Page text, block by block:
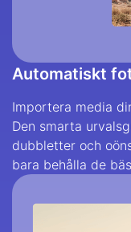
Automatiskt
Importera media
Den smarta
dubbletter och
bara behålla de